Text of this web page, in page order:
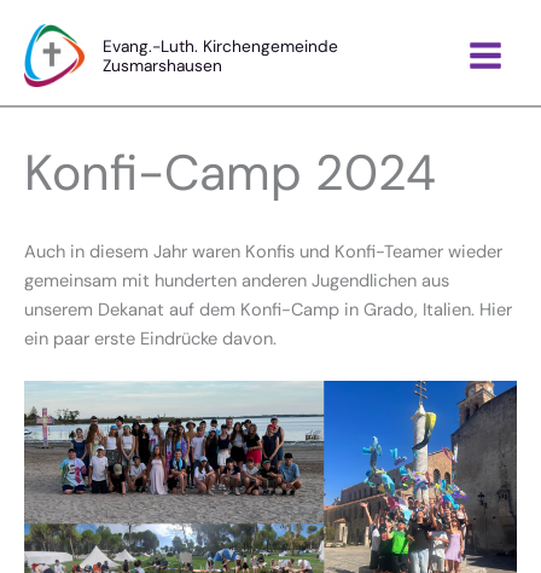
Inhalt
springen
Evang.-Luth. Kirchengemeinde
Zusmarshausen
Konfi-Camp 2024
Auch in diesem Jahr waren Konfis und Konfi-Teamer wieder
gemeinsam mit hunderten anderen Jugendlichen aus
unserem Dekanat auf dem Konfi-Camp in Grado, Italien. Hier
ein paar erste Eindrücke davon.